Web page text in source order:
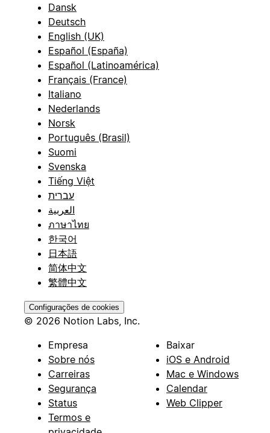
Dansk
Deutsch
English (UK)
Español (España)
Español (Latinoamérica)
Français (France)
Italiano
Nederlands
Norsk
Português (Brasil)
Suomi
Svenska
Tiếng Việt
עברית
العربية
ภาษาไทย
한국어
日本語
简体中文
繁體中文
Configurações de cookies
© 2026 Notion Labs, Inc.
Empresa
Sobre nós
Carreiras
Segurança
Status
Termos e
Baixar
iOS e Android
Mac e Windows
Calendar
Web Clipper